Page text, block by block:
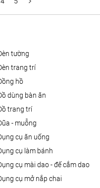
đèn tường
đèn trang trí
đồng hồ
đồ dùng bàn ăn
đồ trang trí
đũa - muỗng
dụng cụ ăn uống
dụng cụ làm bánh
dụng cụ mài dao - đế cắm dao
dụng cụ mở nắp chai